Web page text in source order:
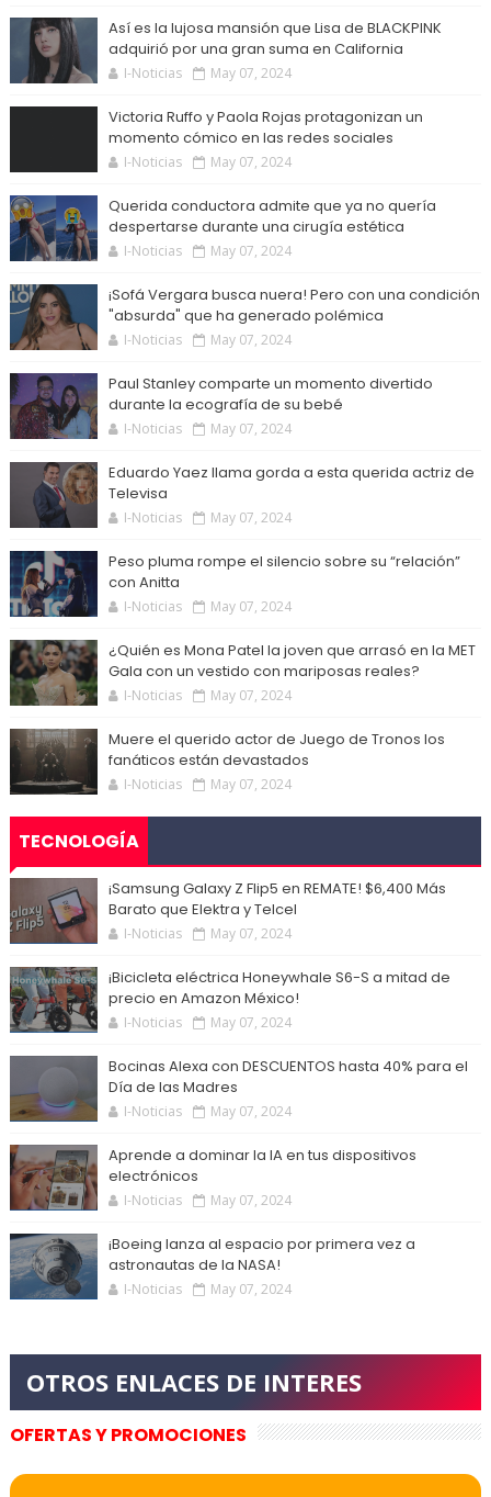
Así es la lujosa mansión que Lisa de BLACKPINK
adquirió por una gran suma en California
I-Noticias May 07, 2024
Victoria Ruffo y Paola Rojas protagonizan un
momento cómico en las redes sociales
I-Noticias May 07, 2024
Querida conductora admite que ya no quería
despertarse durante una cirugía estética
I-Noticias May 07, 2024
¡Sofá Vergara busca nuera! Pero con una condición
"absurda" que ha generado polémica
I-Noticias May 07, 2024
Paul Stanley comparte un momento divertido
durante la ecografía de su bebé
I-Noticias May 07, 2024
Eduardo Yaez llama gorda a esta querida actriz de
Televisa
I-Noticias May 07, 2024
Peso pluma rompe el silencio sobre su “relación”
con Anitta
I-Noticias May 07, 2024
¿Quién es Mona Patel la joven que arrasó en la MET
Gala con un vestido con mariposas reales?
I-Noticias May 07, 2024
Muere el querido actor de Juego de Tronos los
fanáticos están devastados
I-Noticias May 07, 2024
TECNOLOGÍA
¡Samsung Galaxy Z Flip5 en REMATE! $6,400 Más
Barato que Elektra y Telcel
I-Noticias May 07, 2024
¡Bicicleta eléctrica Honeywhale S6-S a mitad de
precio en Amazon México!
I-Noticias May 07, 2024
Bocinas Alexa con DESCUENTOS hasta 40% para el
Día de las Madres
I-Noticias May 07, 2024
Aprende a dominar la IA en tus dispositivos
electrónicos
I-Noticias May 07, 2024
¡Boeing lanza al espacio por primera vez a
astronautas de la NASA!
I-Noticias May 07, 2024
OFERTAS Y PROMOCIONES